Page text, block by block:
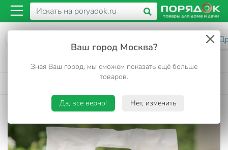
Ваш город Москва?
Зная Ваш город, мы сможем показать ещё больше
товаров.
Да, все верно! Нет, изменить
Дренаж керамзитовый крупный, 2 л, Диана